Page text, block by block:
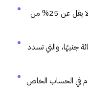
حيث تبلغ قيمة الرسوم الخاصة بالتوثيق ما لا يقل عن 25% من
جنيهًا، والتي تسدد
في الحساب الخاص